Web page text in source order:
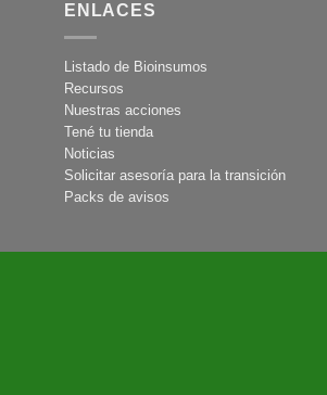
ENLACES
Listado de Bioinsumos
Recursos
Nuestras acciones
Tené tu tienda
Noticias
Solicitar asesoría para la transición
Packs de avisos